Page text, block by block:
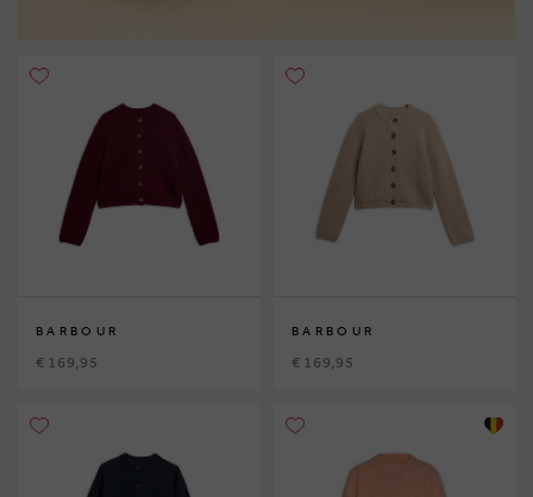
BARBOUR
€ 169,95
BARBOUR
€ 169,95